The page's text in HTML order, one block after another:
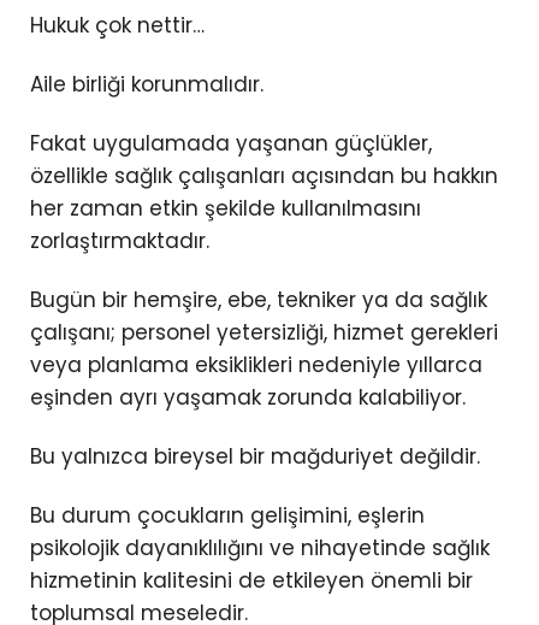
Hukuk çok nettir…
Aile birliği korunmalıdır.
Fakat uygulamada yaşanan güçlükler,
özellikle sağlık çalışanları açısından bu hakkın
her zaman etkin şekilde kullanılmasını
zorlaştırmaktadır.
Bugün bir hemşire, ebe, tekniker ya da sağlık
çalışanı; personel yetersizliği, hizmet gerekleri
veya planlama eksiklikleri nedeniyle yıllarca
eşinden ayrı yaşamak zorunda kalabiliyor.
Bu yalnızca bireysel bir mağduriyet değildir.
Bu durum çocukların gelişimini, eşlerin
psikolojik dayanıklılığını ve nihayetinde sağlık
hizmetinin kalitesini de etkileyen önemli bir
toplumsal meseledir.